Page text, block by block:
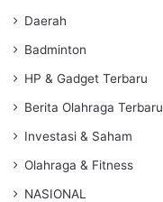
Daerah
Badminton
HP & Gadget Terbaru
Berita Olahraga Terbaru
Investasi & Saham
Olahraga & Fitness
NASIONAL